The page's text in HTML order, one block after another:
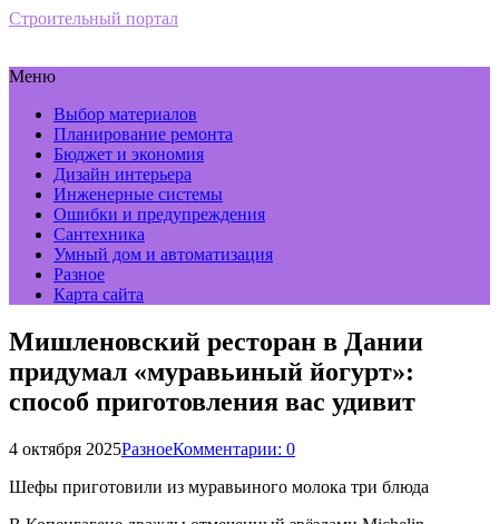
Строительный портал
Меню
Выбор материалов
Планирование ремонта
Бюджет и экономия
Дизайн интерьера
Инженерные системы
Ошибки и предупреждения
Сантехника
Умный дом и автоматизация
Разное
Карта сайта
Мишленовский ресторан в Дании
придумал «муравьиный йогурт»:
способ приготовления вас удивит
4 октября 2025РазноеКомментарии: 0
Шефы приготовили из муравьиного молока три блюда